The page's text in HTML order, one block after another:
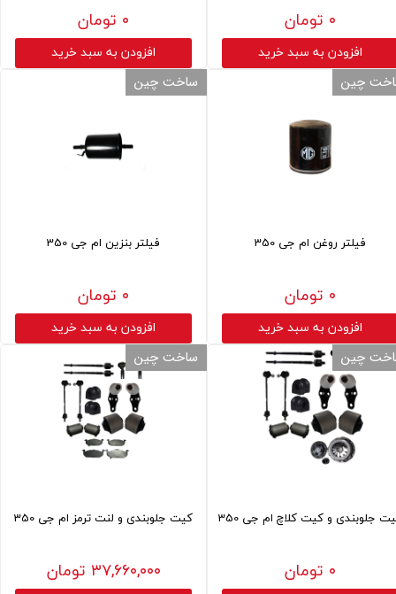
۰ تومان
افزودن به سبد خرید
۰ تومان
افزودن به سبد خرید
فیلتر روغن ام جی 350
۰ تومان
افزودن به سبد خرید
چین
فیلتر بنزین ام جی 350
۰ تومان
افزودن به سبد خرید
ساخت چین
جلوبندی و کیت کلاچ ام جی 350
۰ تومان
چین
کیت جلوبندی و لنت ترمز ام جی 350
۳۷,۶۶۰,۰۰۰ تومان
ساخت چین